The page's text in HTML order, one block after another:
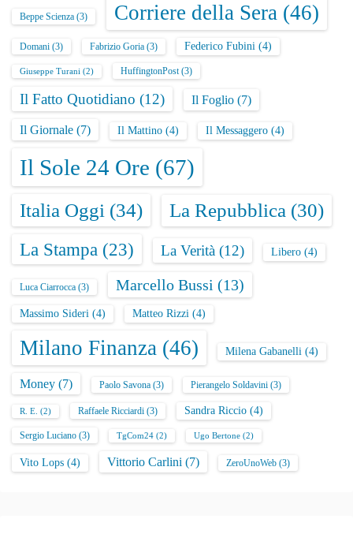
Beppe Scienza (3) Corriere della Sera (46)
Domani (3) Fabrizio Goria (3) Federico Fubini (4)
Giuseppe Turani (2) HuffingtonPost(3)
Il Fatto Quotidiano (12) Il Foglio (7)
Il Giornale (7) Il Mattino (4) Il Messaggero (4)
Il Sole 24 Ore (67)
Italia Oggi (34) La Repubblica (30)
La Stampa (23) La Verità (12) Libero (4)
Luca Ciarrocca (3) Marcello Bussi (13)
Massimo Sideri (4) Matteo Rizzi (4)
Milano Finanza (46) Milena Gabanelli (4)
Money (7) Paolo Savona (3) Pierangelo Soldavini (3)
R. E. (2) Raffaele Ricciardi (3) Sandra Riccio (4)
Sergio Luciano (3) TgCom24 (2) Ugo Bertone (2)
Vito Lops (4) Vittorio Carlini (7) ZeroUnoWeb (3)